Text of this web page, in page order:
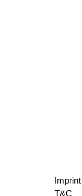
Imprint
T&C